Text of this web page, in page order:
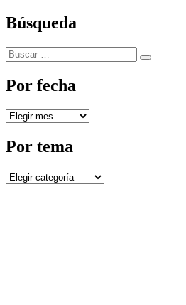
Búsqueda
Buscar
por:
Buscar
Por fecha
Por
Por tema
Por